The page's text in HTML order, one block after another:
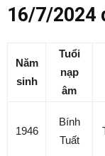
16/7/2024
Năm
sinh
Tuổi
nạp
âm
1946
Bính
Tuất